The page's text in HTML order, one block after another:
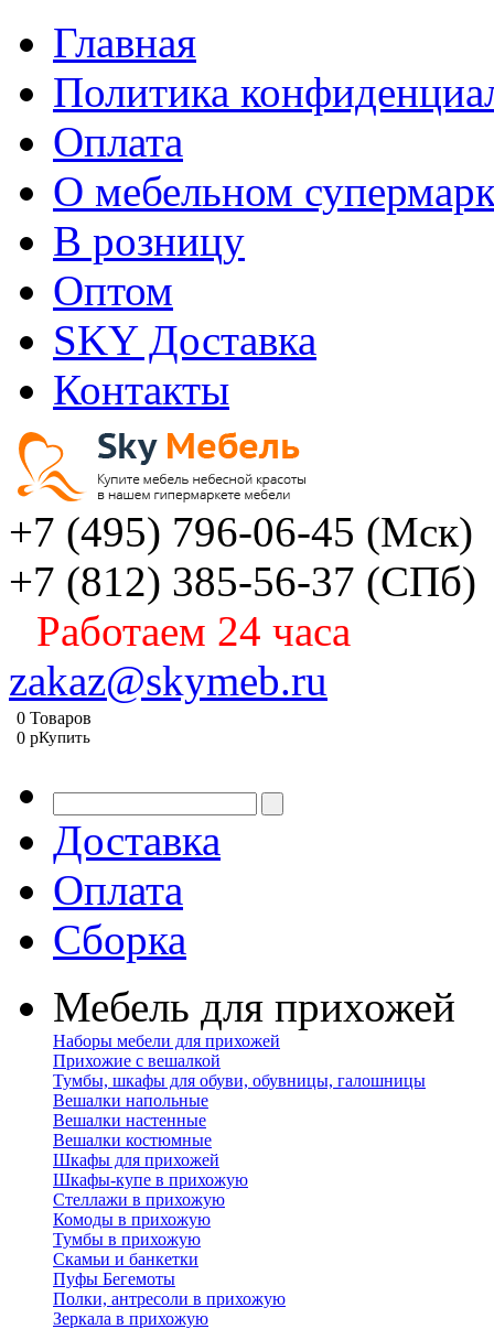
Главная
Политика
Оплата
О мебельном
В розницу
Оптом
SKY Доставка
Контакты
+7 (495) 796-06-45 (Мск)
+7 (812) 385-56-37 (СПб)
Работаем 24 часа
zakaz@skymeb.ru
0 Товаров
0 pКупить
Доставка
Оплата
Сборка
Мебель для прихожей
Наборы мебели для прихожей
Прихожие с вешалкой
Тумбы, шкафы для обуви, обувницы, галошницы
Вешалки напольные
Вешалки настенные
Вешалки костюмные
Шкафы для прихожей
Шкафы-купе в прихожую
Стеллажи в прихожую
Комоды в прихожую
Тумбы в прихожую
Скамьи и банкетки
Пуфы Бегемоты
Полки, антресоли в прихожую
Зеркала в прихожую